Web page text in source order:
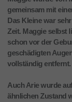
gemeinsam mit
Das Kleine war
Zeit. Maggie selbst
schon vor der
geschädigten
vollständig entfernt.
Auch Arie wurde
ähnlichen Zustand